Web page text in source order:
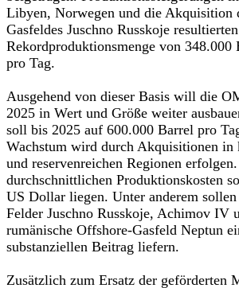
Libyen, Norwegen und die Akquisition
Gasfeldes Juschno Russkoje
Rekordproduktionsmenge von
pro Tag.
Ausgehend von dieser Basis will die
2025 in Wert und Größe weiter
soll bis 2025 auf 600.000 Barrel pro
Wachstum wird durch Akquisitionen in
und reservenreichen Regionen
durchschnittlichen Produktionskosten
US Dollar liegen. Unter anderem sollen
Felder Juschno Russkoje, Achimov IV
rumänische Offshore-Gasfeld Neptun
substanziellen Beitrag liefern.
Zusätzlich zum Ersatz der geförderten